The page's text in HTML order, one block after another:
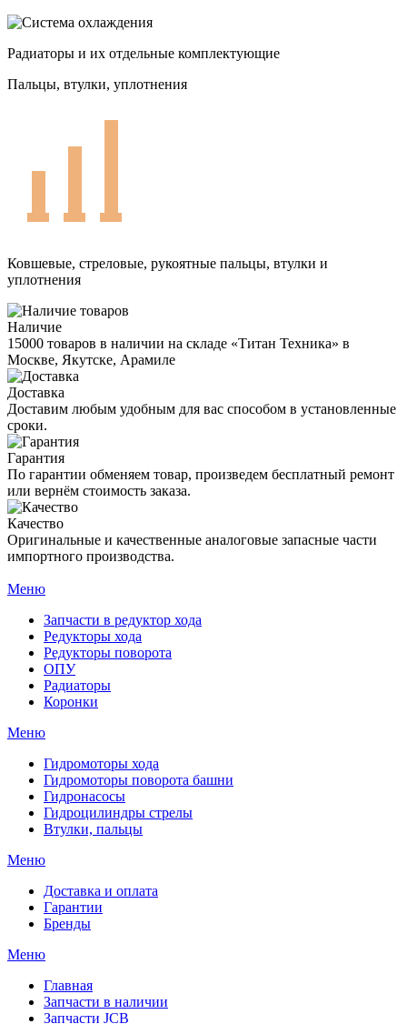
Радиаторы и их отдельные комплектующие
Пальцы, втулки, уплотнения
Ковшевые, стреловые, рукоятные пальцы, втулки и
уплотнения
Наличие
15000 товаров в наличии на складе «Титан Техника» в
Москве, Якутске, Арамиле
Доставка
Доставим любым удобным для вас способом в установленные
сроки.
Гарантия
По гарантии обменяем товар, произведем бесплатный ремонт
или вернём стоимость заказа.
Качество
Оригинальные и качественные аналоговые запасные части
импортного производства.
Меню
Запчасти в редуктор хода
Редукторы хода
Редукторы поворота
ОПУ
Радиаторы
Коронки
Меню
Гидромоторы хода
Гидромоторы поворота башни
Гидронасосы
Гидроцилиндры стрелы
Втулки, пальцы
Меню
Доставка и оплата
Гарантии
Бренды
Меню
Главная
Запчасти в наличии
Запчасти JCB